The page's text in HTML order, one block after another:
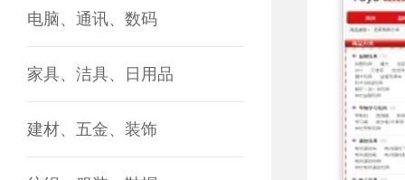
电脑、通讯、数码
家具、洁具、日用品
建材、五金、装饰